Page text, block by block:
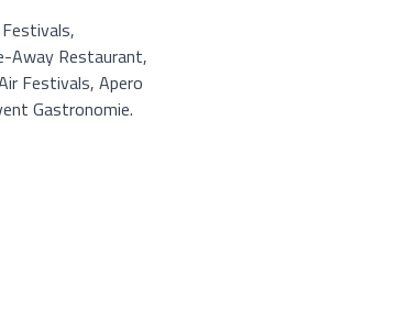
Away Restaurant,
Festivals, Apero
Gastronomie.